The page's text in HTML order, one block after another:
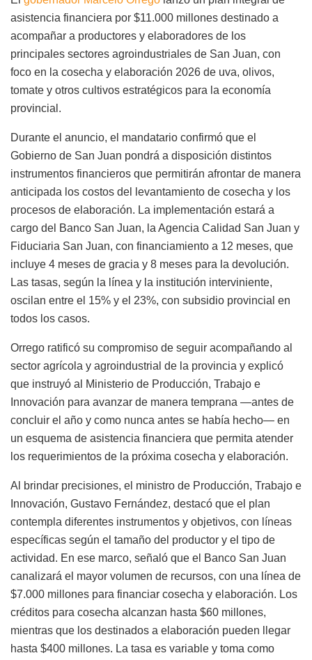
asistencia financiera por $11.000 millones destinado a
acompañar a productores y elaboradores de los
principales sectores agroindustriales de San Juan, con
foco en la cosecha y elaboración 2026 de uva, olivos,
tomate y otros cultivos estratégicos para la economía
provincial.
Durante el anuncio, el mandatario confirmó que el
Gobierno de San Juan pondrá a disposición distintos
instrumentos financieros que permitirán afrontar de manera
anticipada los costos del levantamiento de cosecha y los
procesos de elaboración. La implementación estará a
cargo del Banco San Juan, la Agencia Calidad San Juan y
Fiduciaria San Juan, con financiamiento a 12 meses, que
incluye 4 meses de gracia y 8 meses para la devolución.
Las tasas, según la línea y la institución interviniente,
oscilan entre el 15% y el 23%, con subsidio provincial en
todos los casos.
Orrego ratificó su compromiso de seguir acompañando al
sector agrícola y agroindustrial de la provincia y explicó
que instruyó al Ministerio de Producción, Trabajo e
Innovación para avanzar de manera temprana —antes de
concluir el año y como nunca antes se había hecho— en
un esquema de asistencia financiera que permita atender
los requerimientos de la próxima cosecha y elaboración.
Al brindar precisiones, el ministro de Producción, Trabajo e
Innovación, Gustavo Fernández, destacó que el plan
contempla diferentes instrumentos y objetivos, con líneas
específicas según el tamaño del productor y el tipo de
actividad. En ese marco, señaló que el Banco San Juan
canalizará el mayor volumen de recursos, con una línea de
$7.000 millones para financiar cosecha y elaboración. Los
créditos para cosecha alcanzan hasta $60 millones,
mientras que los destinados a elaboración pueden llegar
hasta $400 millones. La tasa es variable y toma como